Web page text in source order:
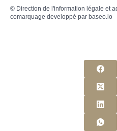
© Direction de l'information légale et
comarquage developpé par baseo.io